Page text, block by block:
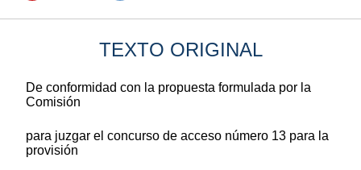
TEXTO ORIGINAL
De conformidad con la propuesta formulada por la
Comisión
para juzgar el concurso de acceso número 13 para la
provisión